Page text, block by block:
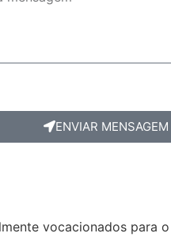
ENVIAR MENSAGEM
vocacionados para